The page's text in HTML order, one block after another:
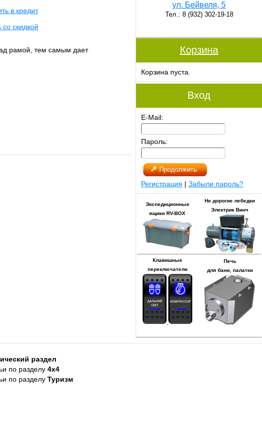
ул. Бейвеля, 5
Тел.: 8 (932) 302-19-18
Корзина
Корзина пуста.
Вход
E-Mail:
Пароль:
Продолжить
Регистрация | Забыли пароль?
Экспедиционные
ящики RV-BOX
Не дорогие лебедки
Электрик Винч
Клавишные
переключатели
Печь
для бани, палатки
в кредит
со скидкой
рамой, тем самым дает
раздел
по разделу 4х4
по разделу Туризм